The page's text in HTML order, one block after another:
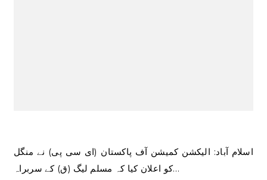
اسلام آباد: الیکشن کمیشن آف پاکستان (ای سی پی) نے منگل
کو اعلان کیا کہ مسلم لیگ (ق) کے سربراہ…